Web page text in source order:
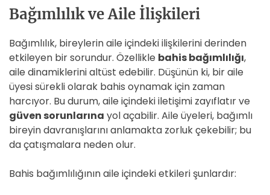
Bağımlılık ve Aile İlişkileri
Bağımlılık, bireylerin aile içindeki ilişkilerini derinden
etkileyen bir sorundur. Özellikle bahis bağımlılığı,
aile dinamiklerini altüst edebilir. Düşünün ki, bir aile
üyesi sürekli olarak bahis oynamak için zaman
harcıyor. Bu durum, aile içindeki iletişimi zayıflatır ve
güven sorunlarına yol açabilir. Aile üyeleri, bağımlı
bireyin davranışlarını anlamakta zorluk çekebilir; bu
da çatışmalara neden olur.
Bahis bağımlılığının aile içindeki etkileri şunlardır: